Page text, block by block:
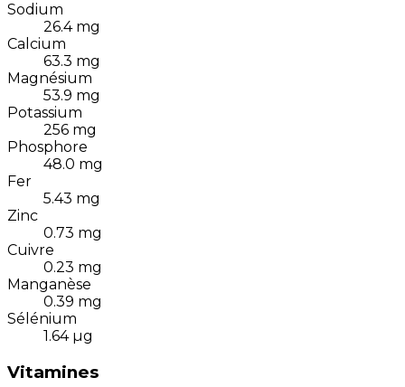
Sodium
26.4 mg
Calcium
63.3 mg
Magnésium
53.9 mg
Potassium
256 mg
Phosphore
48.0 mg
Fer
5.43 mg
Zinc
0.73 mg
Cuivre
0.23 mg
Manganèse
0.39 mg
Sélénium
1.64 µg
Vitamines